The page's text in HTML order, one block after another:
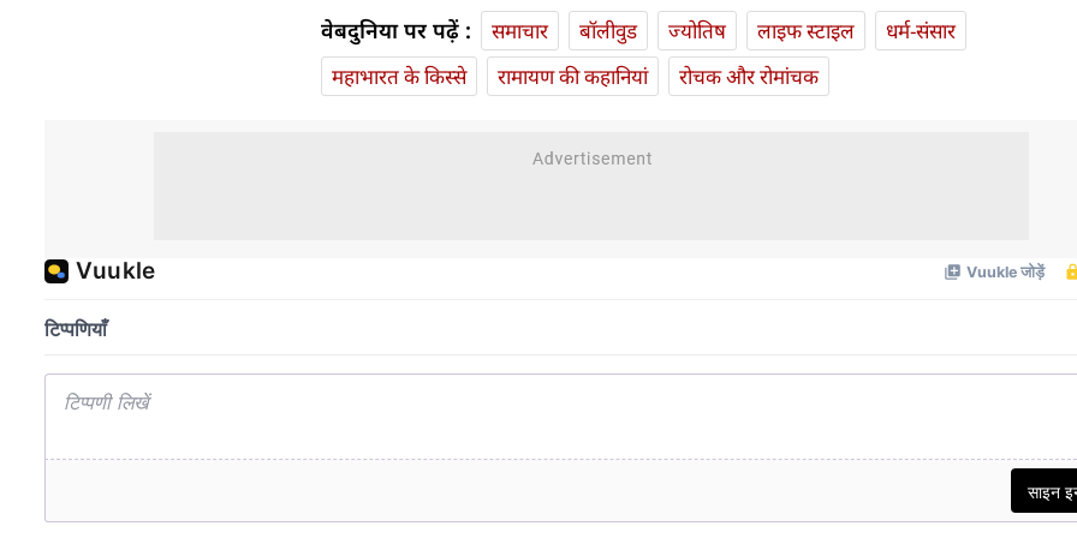
वेबदुनिया पर पढ़ें : समाचार बॉलीवुड ज्योतिष लाइफ स्‍टाइल
धर्म-संसार
महाभारत के किस्से
रामायण की कहानियां रोचक और रोमांचक